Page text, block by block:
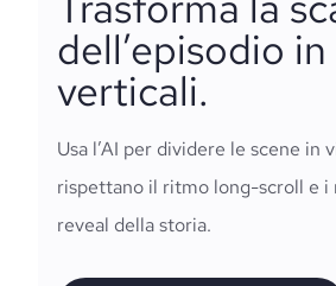
dell’episodio
verticali.
Usa l’AI per dividere le scene in
rispettano il ritmo long-scroll e i
reveal della storia.